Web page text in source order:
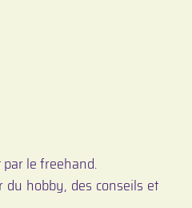
le freehand.
du hobby, des conseils et